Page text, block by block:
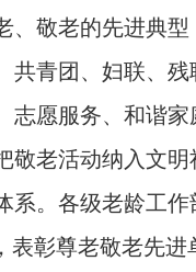
、敬老的先进典型
共青团、妇联、
志愿服务、和谐
敬老活动纳入文
系。各级老龄工
表彰尊老敬老先进